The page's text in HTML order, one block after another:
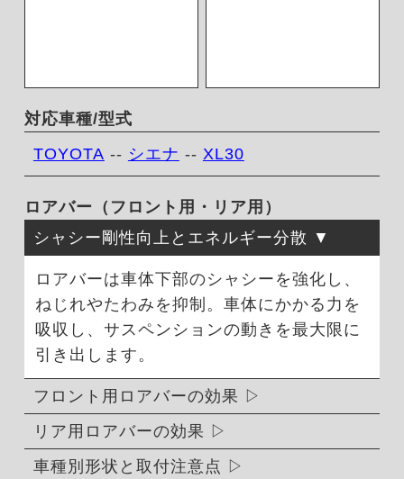
対応車種/型式
TOYOTA -- シエナ -- XL30
ロアバー（フロント用・リア用）
シャシー剛性向上とエネルギー分散
ロアバーは車体下部のシャシーを強化し、
ねじれやたわみを抑制。車体にかかる力を
吸収し、サスペンションの動きを最大限に
引き出します。
フロント用ロアバーの効果
リア用ロアバーの効果
車種別形状と取付注意点